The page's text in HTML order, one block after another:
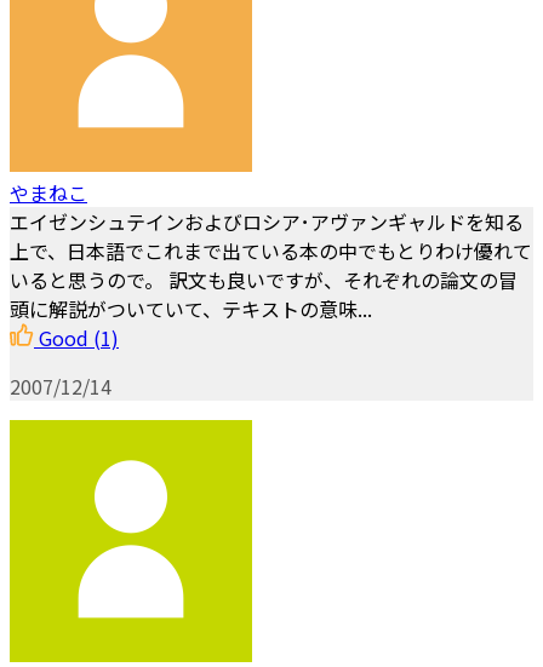
やまねこ
エイゼンシュテインおよびロシア･アヴァンギャルドを知る
上で、日本語でこれまで出ている本の中でもとりわけ優れて
いると思うので。 訳文も良いですが、それぞれの論文の冒
頭に解説がついていて、テキストの意味...
Good (1)
2007/12/14